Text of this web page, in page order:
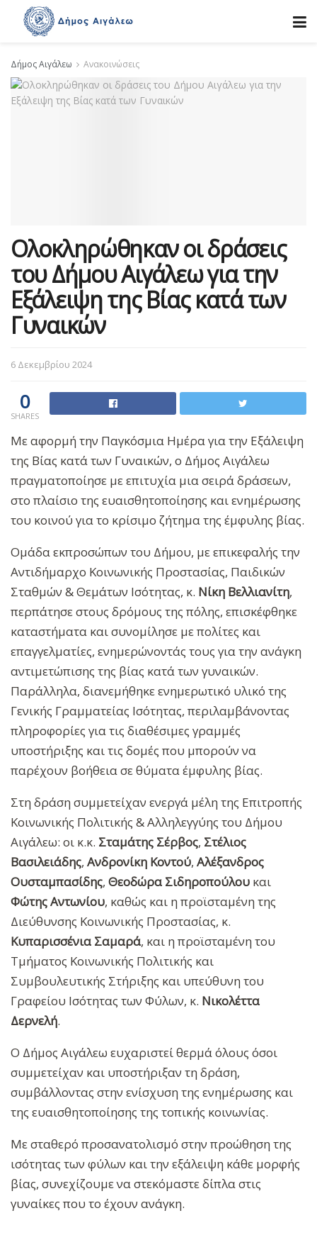
Δήμος Αιγάλεω Ανακοινώσεις
Ολοκληρώθηκαν οι δράσεις
του Δήμου Αιγάλεω για την
Εξάλειψη της Βίας κατά των
Γυναικών
6 Δεκεμβρίου 2024
0
SHARES
Με αφορμή την Παγκόσμια Ημέρα για την Εξάλειψη
της Βίας κατά των Γυναικών, ο Δήμος Αιγάλεω
πραγματοποίησε με επιτυχία μια σειρά δράσεων,
στο πλαίσιο της ευαισθητοποίησης και ενημέρωσης
του κοινού για το κρίσιμο ζήτημα της έμφυλης βίας.
Ομάδα εκπροσώπων του Δήμου, με επικεφαλής την
Αντιδήμαρχο Κοινωνικής Προστασίας, Παιδικών
Σταθμών & Θεμάτων Ισότητας, κ. Νίκη Βελλιανίτη,
περπάτησε στους δρόμους της πόλης, επισκέφθηκε
καταστήματα και συνομίλησε με πολίτες και
επαγγελματίες, ενημερώνοντάς τους για την ανάγκη
αντιμετώπισης της βίας κατά των γυναικών.
Παράλληλα, διανεμήθηκε ενημερωτικό υλικό της
Γενικής Γραμματείας Ισότητας, περιλαμβάνοντας
πληροφορίες για τις διαθέσιμες γραμμές
υποστήριξης και τις δομές που μπορούν να
παρέχουν βοήθεια σε θύματα έμφυλης βίας.
Στη δράση συμμετείχαν ενεργά μέλη της Επιτροπής
Κοινωνικής Πολιτικής & Αλληλεγγύης του Δήμου
Αιγάλεω: οι κ.κ. Σταμάτης Σέρβος, Στέλιος
Βασιλειάδης, Ανδρονίκη Κοντού, Αλέξανδρος
Ουσταμπασίδης, Θεοδώρα Σιδηροπούλου και
Φώτης Αντωνίου, καθώς και η προϊσταμένη της
Διεύθυνσης Κοινωνικής Προστασίας, κ.
Κυπαρισσένια Σαμαρά, και η προϊσταμένη του
Τμήματος Κοινωνικής Πολιτικής και
Συμβουλευτικής Στήριξης και υπεύθυνη του
Γραφείου Ισότητας των Φύλων, κ. Νικολέττα
Δερνελή.
Ο Δήμος Αιγάλεω ευχαριστεί θερμά όλους όσοι
συμμετείχαν και υποστήριξαν τη δράση,
συμβάλλοντας στην ενίσχυση της ενημέρωσης και
της ευαισθητοποίησης της τοπικής κοινωνίας.
Με σταθερό προσανατολισμό στην προώθηση της
ισότητας των φύλων και την εξάλειψη κάθε μορφής
βίας, συνεχίζουμε να στεκόμαστε δίπλα στις
γυναίκες που το έχουν ανάγκη.